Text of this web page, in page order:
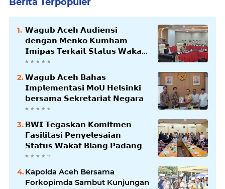
𝗪𝗮𝗴𝘂𝗯 𝗔𝗰𝗲𝗵 𝗔𝘂𝗱𝗶𝗲𝗻𝘀𝗶
𝗱𝗲𝗻𝗴𝗮𝗻 𝗠𝗲𝗻𝗸𝗼 𝗞𝘂𝗺𝗵𝗮𝗺
𝗜𝗺𝗶𝗽𝗮𝘀 𝗧𝗲𝗿𝗸𝗮𝗶𝘁 𝗦𝘁𝗮𝘁𝘂𝘀 𝗪𝗮𝗸𝗮𝗳
𝗕𝗹𝗮𝗻𝗴𝗽𝗮𝗱𝗮𝗻𝗴
𝗪𝗮𝗴𝘂𝗯 𝗔𝗰𝗲𝗵 𝗕𝗮𝗵𝗮𝘀
𝗜𝗺𝗽𝗹𝗲𝗺𝗲𝗻𝘁𝗮𝘀𝗶 𝗠𝗼𝗨 𝗛𝗲𝗹𝘀𝗶𝗻𝗸𝗶
𝗯𝗲𝗿𝘀𝗮𝗺𝗮 𝗦𝗲𝗸𝗿𝗲𝘁𝗮𝗿𝗶𝗮𝘁 𝗡𝗲𝗴𝗮𝗿𝗮
𝗕𝗪𝗜 𝗧𝗲𝗴𝗮𝘀𝗸𝗮𝗻 𝗞𝗼𝗺𝗶𝘁𝗺𝗲𝗻
𝗙𝗮𝘀𝗶𝗹𝗶𝘁𝗮𝘀𝗶 𝗣𝗲𝗻𝘆𝗲𝗹𝗲𝘀𝗮𝗶𝗮𝗻
𝗦𝘁𝗮𝘁𝘂𝘀 𝗪𝗮𝗸𝗮𝗳 𝗕𝗹𝗮𝗻𝗴 𝗣𝗮𝗱𝗮𝗻𝗴
Kapolda Aceh Bersama
Forkopimda Sambut Kunjungan